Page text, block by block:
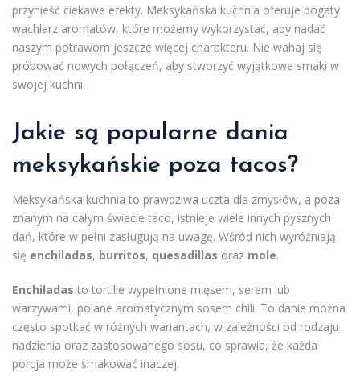
przynieść ciekawe efekty. Meksykańska kuchnia oferuje bogaty
wachlarz aromatów, które możemy wykorzystać, aby nadać
naszym potrawom jeszcze więcej charakteru. Nie wahaj się
próbować nowych połączeń, aby stworzyć wyjątkowe smaki w
swojej kuchni.
Jakie są popularne dania
meksykańskie poza tacos?
Meksykańska kuchnia to prawdziwa uczta dla zmysłów, a poza
znanym na całym świecie taco, istnieje wiele innych pysznych
dań, które w pełni zasługują na uwagę. Wśród nich wyróżniają
się enchiladas, burritos, quesadillas oraz mole.
Enchiladas to tortille wypełnione mięsem, serem lub
warzywami, polane aromatycznym sosem chili. To danie można
często spotkać w różnych wariantach, w zależności od rodzaju
nadzienia oraz zastosowanego sosu, co sprawia, że każda
porcja może smakować inaczej.